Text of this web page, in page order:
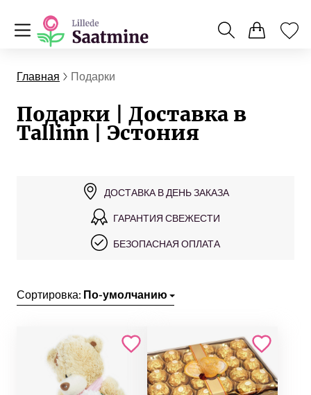
Главная Подарки
Подарки | Доставка в
Tallinn | Эстония
ДОСТАВКА В ДЕНЬ ЗАКАЗА
ГАРАНТИЯ СВЕЖЕСТИ
БЕЗОПАСНАЯ ОПЛАТА
Сортировка: По-умолчанию